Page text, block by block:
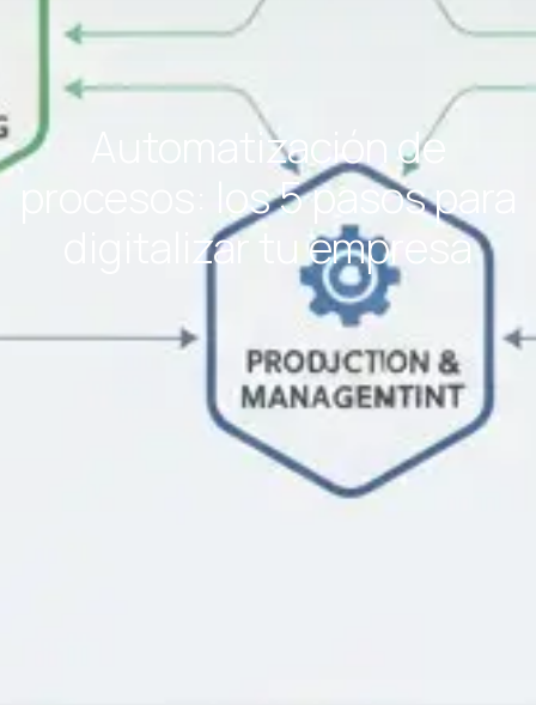
Automatización de
procesos: los 5 pasos para
digitalizar tu empresa